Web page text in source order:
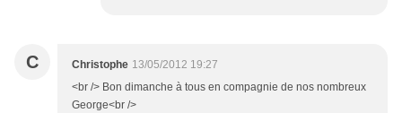
C Christophe 13/05/2012 19:27
<br /> Bon dimanche à tous en compagnie de nos nombreux
George<br />